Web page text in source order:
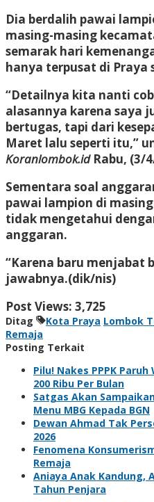
Dia berdalih pawai
masing-masing
semarak hari
hanya terpusat di Praya
“Detailnya kita nanti
alasannya karena saya
bertugas, tapi dari
Maret lalu seperti itu,”
Koranlombok.idRabu, (3/
Sementara soal
pawai lampion di
tidak mengetahui
anggaran.
“Karena baru menjabat
jawabnya.(dik/nis)
Post Views: 3,725
Ditag Kota Praya Lombok
Remaja
Posting Terkait
Pilu! Nakes PPPK
200 Ribu Per Bulan
Satgas Akan
Menu MBG Kepada BGN
Dewan Ahmad Tak
2026
Fenomena
Remaja
Aniaya Anak Kandung,
Tahun Penjara